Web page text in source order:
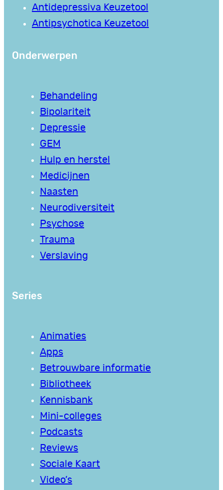
Antidepressiva Keuzetool
Antipsychotica Keuzetool
Onderwerpen
Behandeling
Bipolariteit
Depressie
GEM
Hulp en herstel
Medicijnen
Naasten
Neurodiversiteit
Psychose
Trauma
Verslaving
Series
Animaties
Apps
Betrouwbare informatie
Bibliotheek
Kennisbank
Mini-colleges
Podcasts
Reviews
Sociale Kaart
Video’s